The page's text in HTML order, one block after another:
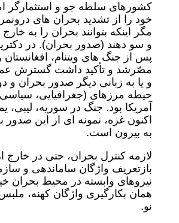
کشورهای سلطه جو و استثمارگر
خود را از تشدید بحران های
مگر اینکه بتوانند بحران را به
و سو دهند (صدور بحران). در
پس از جنگ های ویتنام، افغانستان
مصّرشد و تأکید داشت گسترش
و یا به زبانی دیگر صدور بحران و
حیطه مرزهای (جغرافیایی،
آمریکا بود. جنگ در سوریه، لیبی،
اکنون غزه، نمونه ای از این صدور
به بیرون است.
لازمه کنترل بحران، حتی در خارج
بازتعریف واژگان ساماندهی و
نیروهای وابسته در محیط بحران
همان بکارگیری واژگان کهنه،
نو.